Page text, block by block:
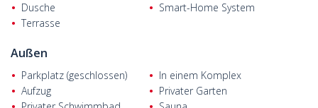
Dusche
Smart-Home System
Terrasse
Außen
Parkplatz (geschlossen)
In einem Komplex
Aufzug
Privater Garten